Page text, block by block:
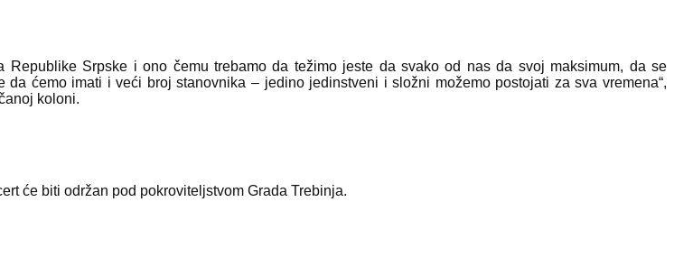
Srpske i ono čemu trebamo da težimo jeste da svako od nas da svoj maksimum, da se
ćemo imati i veći broj stanovnika – jedino jedinstveni i složni možemo postojati za sva vremena“,
koloni.
će biti održan pod pokroviteljstvom Grada Trebinja.